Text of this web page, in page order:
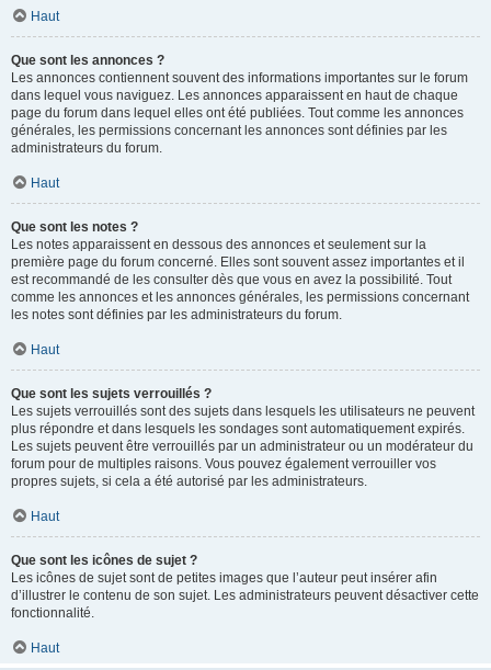
Haut
Que sont les annonces ?
Les annonces contiennent souvent des informations importantes sur le forum
dans lequel vous naviguez. Les annonces apparaissent en haut de chaque
page du forum dans lequel elles ont été publiées. Tout comme les annonces
générales, les permissions concernant les annonces sont définies par les
administrateurs du forum.
Haut
Que sont les notes ?
Les notes apparaissent en dessous des annonces et seulement sur la
première page du forum concerné. Elles sont souvent assez importantes et il
est recommandé de les consulter dès que vous en avez la possibilité. Tout
comme les annonces et les annonces générales, les permissions concernant
les notes sont définies par les administrateurs du forum.
Haut
Que sont les sujets verrouillés ?
Les sujets verrouillés sont des sujets dans lesquels les utilisateurs ne peuvent
plus répondre et dans lesquels les sondages sont automatiquement expirés.
Les sujets peuvent être verrouillés par un administrateur ou un modérateur du
forum pour de multiples raisons. Vous pouvez également verrouiller vos
propres sujets, si cela a été autorisé par les administrateurs.
Haut
Que sont les icônes de sujet ?
Les icônes de sujet sont de petites images que l’auteur peut insérer afin
d’illustrer le contenu de son sujet. Les administrateurs peuvent désactiver cette
fonctionnalité.
Haut